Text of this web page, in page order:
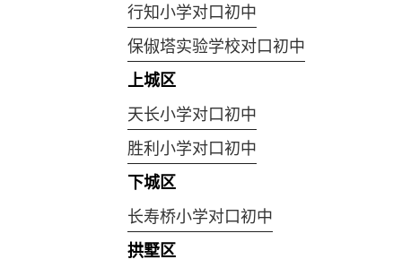
行知小学对口初中
保俶塔实验学校对口初中
上城区
天长小学对口初中
胜利小学对口初中
下城区
长寿桥小学对口初中
拱墅区